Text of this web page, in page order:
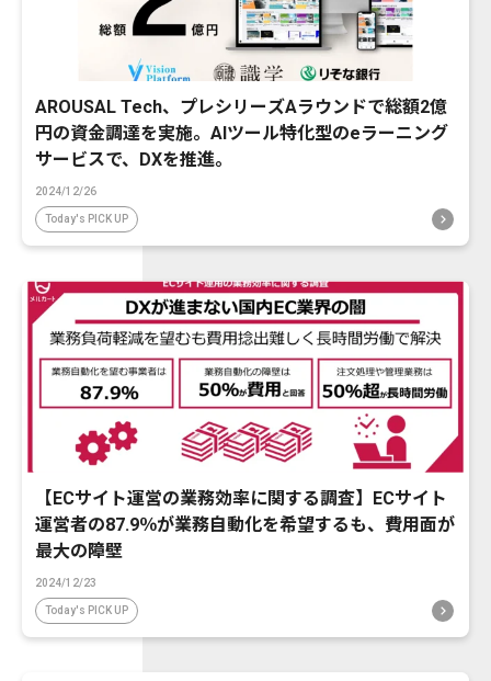
AROUSAL Tech、プレシリーズAラウンドで総額2億
円の資金調達を実施。AIツール特化型のeラーニング
サービスで、DXを推進。
2024/12/26
Today's PICK UP
【ECサイト運営の業務効率に関する調査】ECサイト
運営者の87.9％が業務自動化を希望するも、費用面が
最大の障壁
2024/12/23
Today's PICK UP